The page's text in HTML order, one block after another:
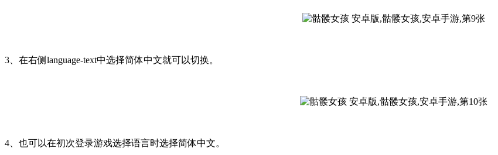
3、在右侧language-text中选择简体中文就可以切换。
4、也可以在初次登录游戏选择语言时选择简体中文。